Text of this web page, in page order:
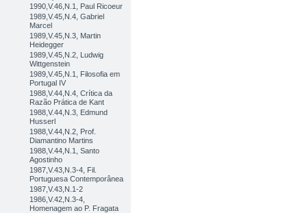
1990,V.46,N.1, Paul Ricoeur
1989,V.45,N.4, Gabriel
Marcel
1989,V.45,N.3, Martin
Heidegger
1989,V.45,N.2, Ludwig
Wittgenstein
1989,V.45,N.1, Filosofia em
Portugal IV
1988,V.44,N.4, Crítica da
Razão Prática de Kant
1988,V.44,N.3, Edmund
Husserl
1988,V.44,N.2, Prof.
Diamantino Martins
1988,V.44,N.1, Santo
Agostinho
1987,V.43,N.3-4, Fil.
Portuguesa Contemporânea
1987,V.43,N.1-2
1986,V.42,N.3-4,
Homenagem ao P. Fragata